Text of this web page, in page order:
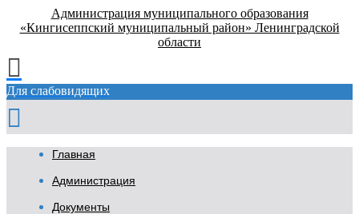
Администрация муниципального образования
«Кингисеппский муниципальный район» Ленинградской
области
Для слабовидящих
Главная
Администрация
Документы